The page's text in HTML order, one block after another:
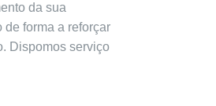
da sua
forma a reforçar
Dispomos serviço